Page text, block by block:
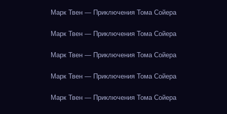
Марк Твен — Приключения Тома Сойера
Марк Твен — Приключения Тома Сойера
Марк Твен — Приключения Тома Сойера
Марк Твен — Приключения Тома Сойера
Марк Твен — Приключения Тома Сойера